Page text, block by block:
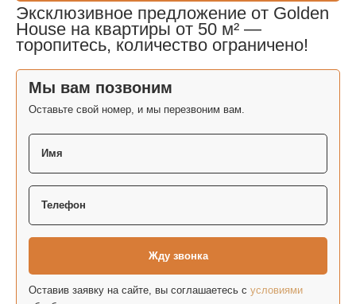
Эксклюзивное предложение от Golden
House на квартиры от 50 м² —
торопитесь, количество ограничено!
Мы вам позвоним
Оставьте свой номер, и мы перезвоним вам.
Оставив заявку на сайте, вы соглашаетесь с условиями